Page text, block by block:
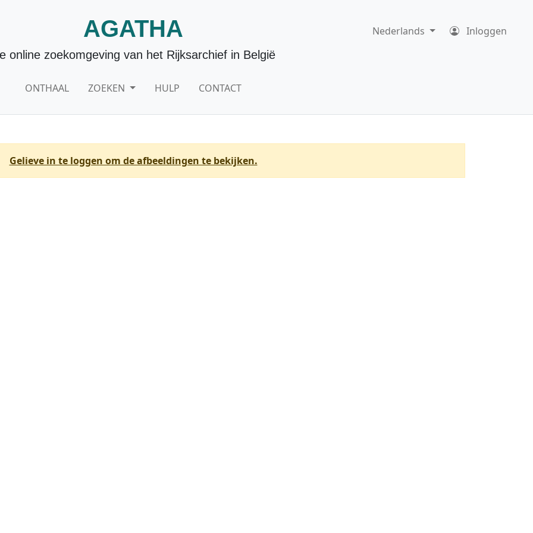
AGATHA
online zoekomgeving van het Rijksarchief in België
ONTHAAL ZOEKEN HULP CONTACT
Nederlands Inloggen
Gelieve in te loggen om de afbeeldingen te bekijken.